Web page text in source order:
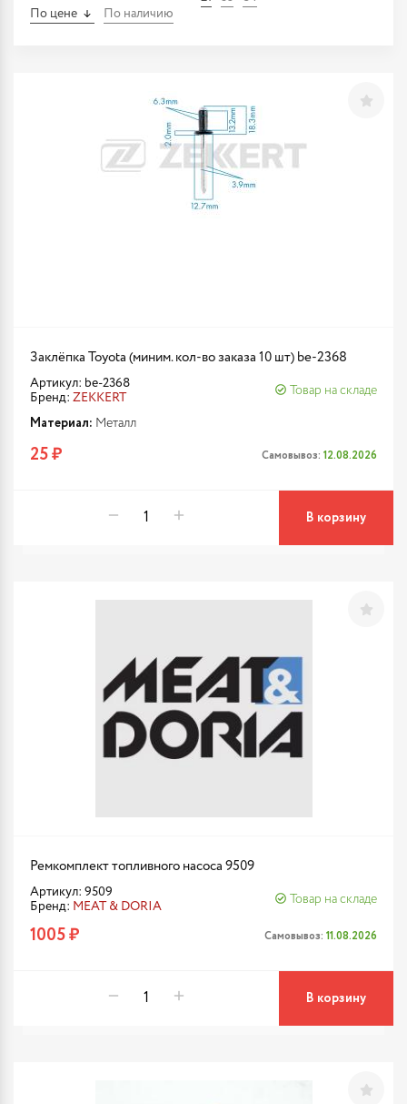
По цене По наличию
Заклёпка Toyota (миним. кол-во заказа 10 шт) be-2368
Артикул: be-2368
Бренд: ZEKKERT
Товар на складе
Материал: Металл
25 ₽ Самовывоз: 12.08.2026
В корзину
Ремкомплект топливного насоса 9509
Артикул: 9509
Бренд: MEAT & DORIA
Товар на складе
1005 ₽ Самовывоз: 11.08.2026
В корзину